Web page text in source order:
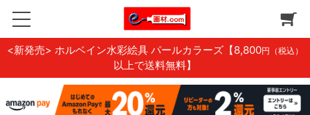
<新発売> ホルベイン水彩絵具 パールカラーズ 【8,800円（税込）
以上で送料無料】